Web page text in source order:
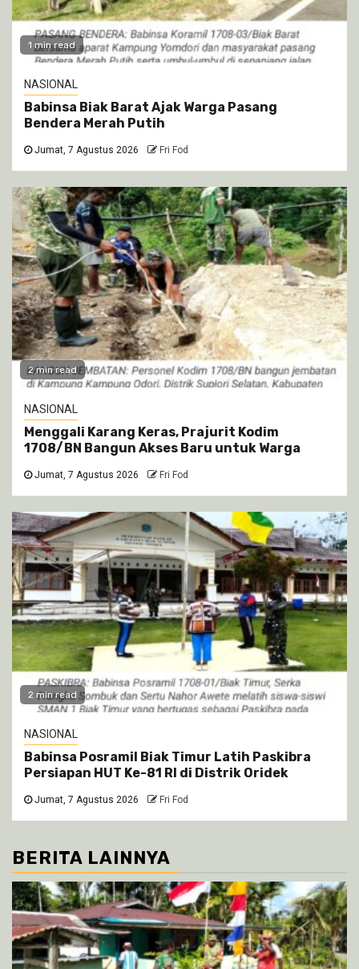
1 min read
NASIONAL
Babinsa Biak Barat Ajak Warga Pasang
Bendera Merah Putih
Jumat, 7 Agustus 2026 Fri Fod
2 min read
NASIONAL
Menggali Karang Keras, Prajurit Kodim
1708/BN Bangun Akses Baru untuk Warga
Jumat, 7 Agustus 2026 Fri Fod
2 min read
NASIONAL
Babinsa Posramil Biak Timur Latih Paskibra
Persiapan HUT Ke-81 RI di Distrik Oridek
Jumat, 7 Agustus 2026 Fri Fod
BERITA LAINNYA